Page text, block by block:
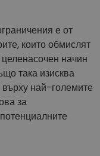
е от
които обмислят
начин
така изисква
най-големите
за